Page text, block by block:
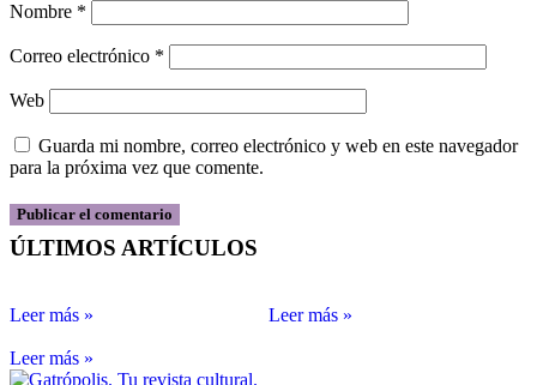
Nombre *
Correo electrónico *
Web
Guarda mi nombre, correo electrónico y web en este navegador
para la próxima vez que comente.
ÚLTIMOS ARTÍCULOS
Leer más » Leer más »
Leer más »